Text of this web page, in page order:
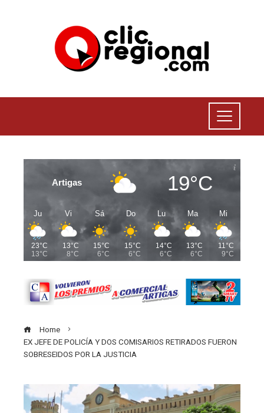
Artigas 19°C
Ju
23°C
13°C
Vi
13°C
8°C
Sá
15°C
6°C
Do
15°C
6°C
Lu
14°C
6°C
Ma
13°C
6°C
Mi
11°C
9°C
Home
EX JEFE DE POLICÍA Y DOS COMISARIOS RETIRADOS FUERON
SOBRESEIDOS POR LA JUSTICIA